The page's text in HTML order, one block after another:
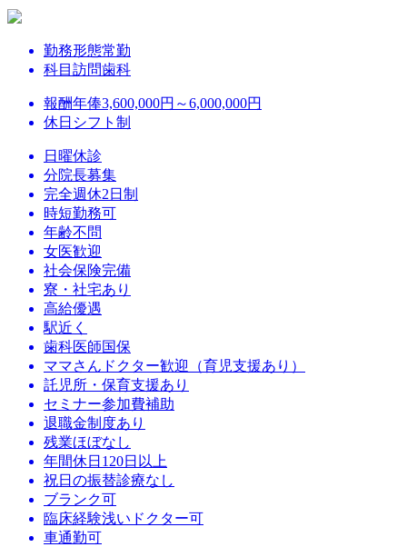
勤務形態常勤
科目 訪問歯科
報酬年俸3,600,000円～6,000,000円
休日 シフト制
日曜休診
分院長募集
完全週休2日制
時短勤務可
年齢不問
女医歓迎
社会保険完備
寮・社宅あり
高給優遇
駅近く
歯科医師国保
ママさんドクター歓迎（育児支援あり）
託児所・保育支援あり
セミナー参加費補助
退職金制度あり
残業ほぼなし
年間休日120日以上
祝日の振替診療なし
ブランク可
臨床経験浅いドクター可
車通勤可